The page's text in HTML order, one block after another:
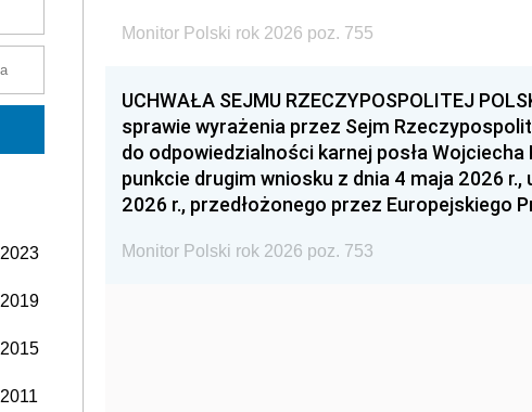
2023
2019
2015
2011
Monitor Polski rok 2026 poz. 755
UCHWAŁA SEJMU RZECZYPOSPOLITEJ
sprawie wyrażenia przez Sejm
do odpowiedzialności karnej posła
punkcie drugim wniosku z dnia 4 maja 2026 r.,
2026 r., przedłożonego przez Europejskiego
Monitor Polski rok 2026 poz. 753